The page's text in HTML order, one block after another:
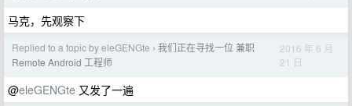
马克，先观察下
Replied to a topic by eleGENGte › 我们正在寻找一位 兼职
Remote Android 工程师
2016 年 6 月
21 日
@eleGENGte 又发了一遍